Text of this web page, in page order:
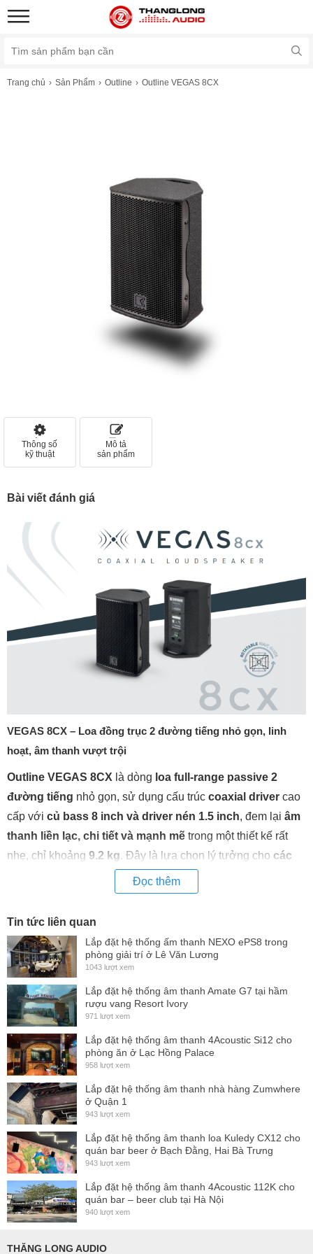
Trang chủ Sản Phẩm Outline Outline VEGAS 8CX
Thông số
kỹ thuật
Mô tả
sản phẩm
Bài viết đánh giá
VEGAS 8CX – Loa đồng trục 2 đường tiếng nhỏ gọn, linh
hoạt, âm thanh vượt trội
Outline VEGAS 8CX là dòng loa full-range passive 2
đường tiếng nhỏ gọn, sử dụng cấu trúc coaxial driver cao
cấp với củ bass 8 inch và driver nén 1.5 inch, đem lại âm
thanh liền lạc, chi tiết và mạnh mẽ trong một thiết kế rất
nhẹ, chỉ khoảng 9.2 kg. Đây là lựa chọn lý tưởng cho các
hệ thống âm thanh di động hoặc lắp đặt cố định
không gian nhỏ đến trung bình.
Ưu điểm nổi bật của VEGAS 8CX
Thiết kế đồng trục cao cấp, mang đến âm thanh đồng
pha, chính xác và mượt mà ở cả dải trung và cao.
Công suất 250W liên tục / 1000W peak, SPL cực đại
đạt127 dB
, đảm bảo âm lượng lớn, rõ ràng trong không
gian vừa.
Tán âm hình nón 90° x 80°, phù hợp với nhiều không
gian lắp đặt khác nhau, kiểm soát âm học hiệu quả.
Chỉ cần 1 kênh ampli để vận hành , nhờ mạch phân
tần passive chất lượng cao tích hợp sẵn bên trong loa.
Thiết kế bất đối xứng
chính, loa monitor sân khấu hoặc loa front-fill.
Đọc thêm
Tin tức liên quan
Lắp đặt hệ thống ấm thanh NEXO ePS8 trong
phòng giải trí ở Lê Văn Lương
1043 lượt xem
Lắp đặt hệ thống âm thanh Amate G7 tại hầm
rượu vang Resort Ivory
971 lượt xem
Lắp đặt hệ thống âm thanh 4Acoustic Si12 cho
phòng ăn ở Lạc Hồng Palace
958 lượt xem
Lắp đặt hệ thống âm thanh nhà hàng Zumwhere
ở Quận 1
943 lượt xem
Lắp đặt hệ thống âm thanh loa Kuledy CX12 cho
quán bar beer ở Bạch Đằng, Hai Bà Trưng
943 lượt xem
Lắp đặt hệ thống âm thanh 4Acoustic 112K cho
quán bar – beer club tại Hà Nội
940 lượt xem
THĂNG LONG AUDIO